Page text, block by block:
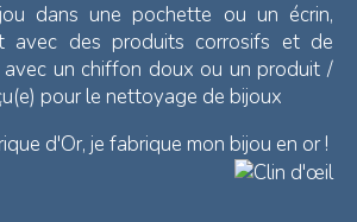
dans une pochette ou un écrin,
avec des produits corrosifs et de
un chiffon doux ou un produit /
pour le nettoyage de bijoux
d'Or, je fabrique mon bijou en or !